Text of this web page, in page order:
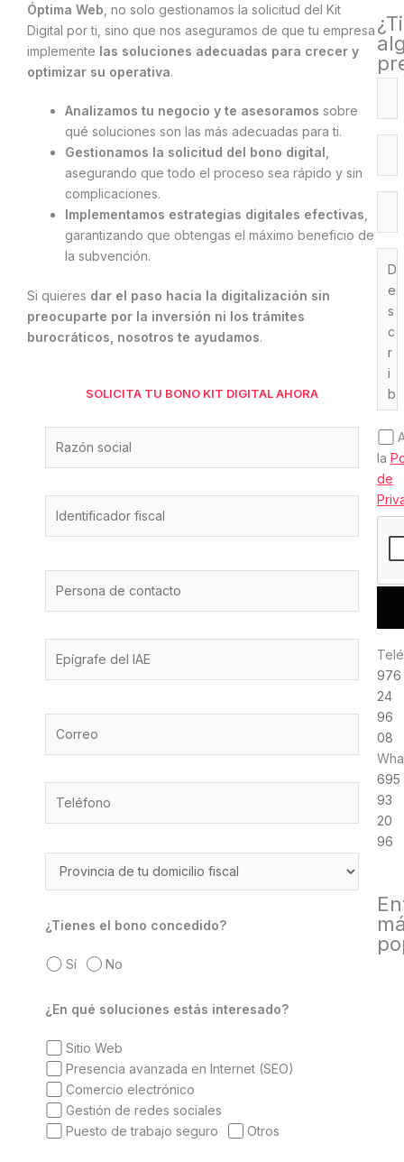
Óptima Web , no solo gestionamos la solicitud del Kit
Digital por ti, sino que nos aseguramos de que tu empresa
implemente las soluciones adecuadas para crecer y
optimizar su operativa.
Analizamos tu negocio y te asesoramos sobre
qué soluciones son las más adecuadas para ti.
Gestionamos la solicitud del bono digital
asegurando que todo el proceso sea rápido y sin
complicaciones.
Implementamos estrategias digitales efectivas
garantizando que obtengas el máximo beneficio de
la subvención.
Si quieres dar el paso hacia la digitalización sin
preocuparte por la inversión ni los trámites
burocráticos, nosotros te ayudamos.
SOLICITA TU BONO KIT DIGITAL AHORA
¿Tienes el bono concedido?
Sí No
¿En qué soluciones estás interesado?
Sitio Web
Presencia avanzada en Internet (SEO)
Comercio electrónico
Gestión de redes sociales
Puesto de trabajo seguro
Otros
la
de
976
24
96
08
695
93
20
96